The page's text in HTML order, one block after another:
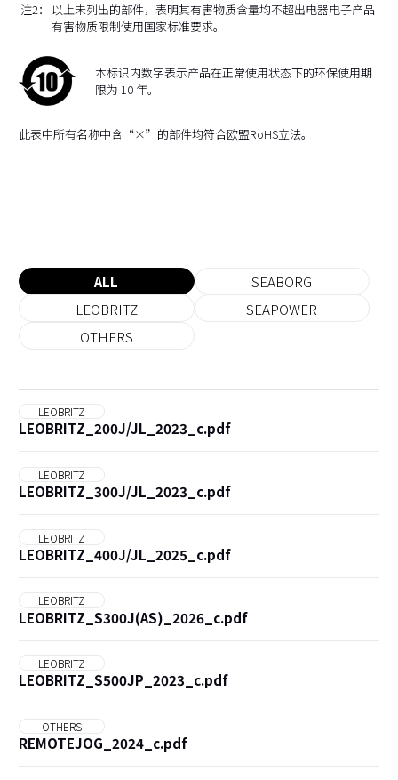
注2：
以上未列出的部件，表明其有害物质含量均不超出电器电子产品
有害物质限制使用国家标准要求。
本标识内数字表示产品在正常使用状态下的环保使用期
限为 10 年。
此表中所有名称中含“×”的部件均符合欧盟RoHS立法。
ALL
SEABORG
LEOBRITZ
SEAPOWER
OTHERS
LEOBRITZ
LEOBRITZ_200J/JL_2023_c.pdf
LEOBRITZ
LEOBRITZ_300J/JL_2023_c.pdf
LEOBRITZ
LEOBRITZ_400J/JL_2025_c.pdf
LEOBRITZ
LEOBRITZ_S300J(AS)_2026_c.pdf
LEOBRITZ
LEOBRITZ_S500JP_2023_c.pdf
OTHERS
REMOTEJOG_2024_c.pdf